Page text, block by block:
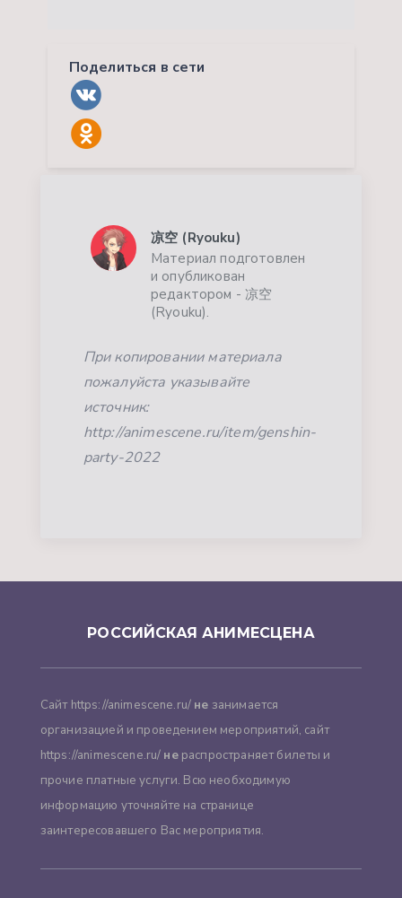
Поделиться в сети
凉空 (Ryouku)
Материал подготовлен
и опубликован
редактором - 凉空
(Ryouku).
При копировании материала
пожалуйста указывайте
источник:
http://animescene.ru/item/genshin-
party-2022
РОССИЙСКАЯ АНИМЕСЦЕНА
Сайт https://animescene.ru/ не занимается
организацией и проведением мероприятий, сайт
https://animescene.ru/ нераспространяет билеты и
прочие платные услуги. Всю необходимую
информацию уточняйте на странице
заинтересовавшего Вас мероприятия.